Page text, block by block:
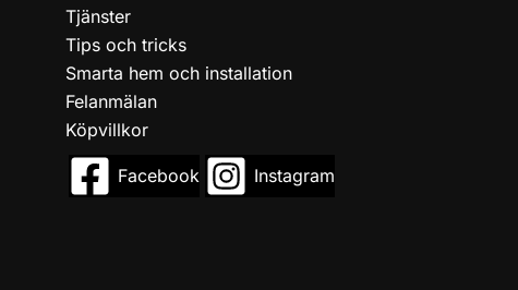
Tjänster
Tips och tricks
Smarta hem och installation
Felanmälan
Köpvillkor
Facebook Instagram